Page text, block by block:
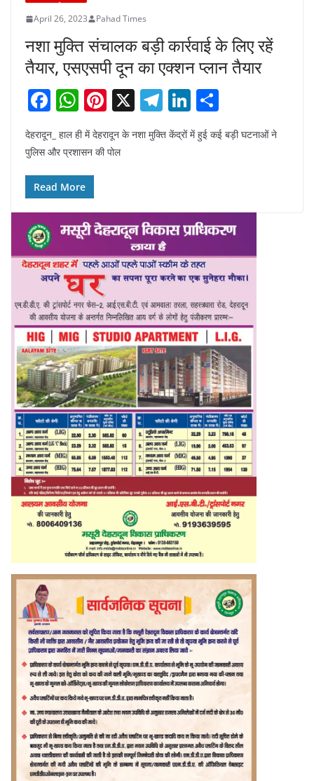
April 26, 2023 Pahad Times
नशा मुक्ति संचालक बड़ी कार्रवाई के लिए रहें
तैयार, एसएसपी दून का एक्शन प्लान तैयार
F
c
e
b
o
o
k
W
h
at
s
A
p
p
Pi
nt
er
X T
el
e
m
Li
n
k
n
h
ar
देहरादून_ हाल ही में देहरादून के नशा मुक्ति केंद्रों में हुई कई बड़ी घटनाओं ने
पुलिस और प्रशासन की पोल
Read More